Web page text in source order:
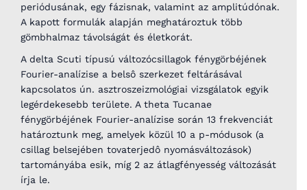
periódusának, egy fázisnak, valamint az amplitúdónak.
A kapott formulák alapján meghatároztuk több
gömbhalmaz távolságát és életkorát.
A delta Scuti típusú változócsillagok fénygörbéjének
Fourier-analízise a belsô szerkezet feltárásával
kapcsolatos ún. asztroszeizmológiai vizsgálatok egyik
legérdekesebb területe. A theta Tucanae
fénygörbéjének Fourier-analízise során 13 frekvenciát
határoztunk meg, amelyek közül 10 a p-módusok (a
csillag belsejében tovaterjedô nyomásváltozások)
tartományába esik, míg 2 az átlagfényesség változását
írja le.